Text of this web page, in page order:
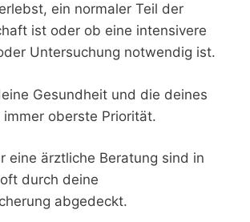
ein normaler Teil der
ist oder ob eine intensivere
Untersuchung notwendig ist.
Gesundheit und die deines
immer oberste Priorität.
eine ärztliche Beratung sind in
durch deine
abgedeckt.